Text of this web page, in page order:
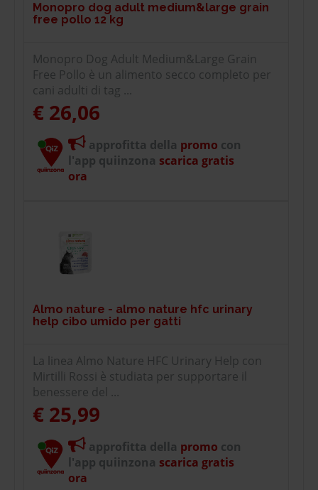
Monopro dog adult medium&large grain
free pollo 12 kg
Monopro Dog Adult Medium&Large Grain
Free Pollo è un alimento secco completo per
cani adulti di tag ...
€ 26,06
approfitta della promo con
l'app quiinzona scarica gratis
ora
Almo nature - almo nature hfc urinary
help cibo umido per gatti
La linea Almo Nature HFC Urinary Help con
Mirtilli Rossi è studiata per supportare il
benessere del ...
€ 25,99
approfitta della promo con
l'app quiinzona scarica gratis
ora